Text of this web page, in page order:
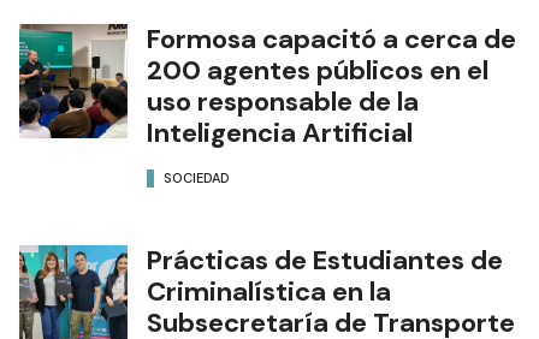
Formosa capacitó a cerca de
200 agentes públicos en el
uso responsable de la
Inteligencia Artificial
SOCIEDAD
Prácticas de Estudiantes de
Criminalística en la
Subsecretaría de Transporte